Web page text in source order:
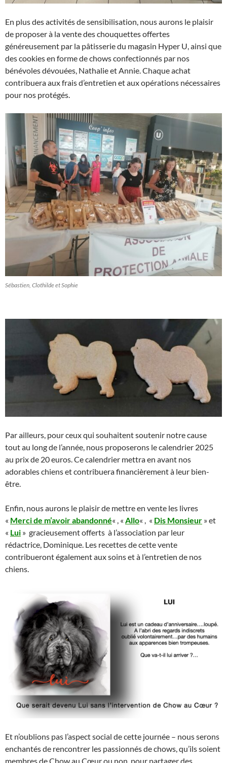
En plus des activités de sensibilisation, nous aurons le plaisir
de proposer à la vente des chouquettes offertes
généreusement par la pâtisserie du magasin Hyper U, ainsi que
des cookies en forme de chows confectionnés par nos
bénévoles dévouées, Nathalie et Annie. Chaque achat
contribuera aux frais d’entretien et aux opérations nécessaires
pour nos protégés.
Sébastien, Clothilde et Sophie
Par ailleurs, pour ceux qui souhaitent soutenir notre cause
tout au long de l’année, nous proposerons le calendrier 2025
au prix de 20 euros. Ce calendrier mettra en avant nos
adorables chiens et contribuera financièrement à leur bien-
être.
Enfin, nous aurons le plaisir de mettre en vente les livres
« Merci de m’avoir abandonné« , « Allo« , « Dis Monsieur » et
« Lui » gracieusement offerts à l’association par leur
rédactrice, Dominique. Les recettes de cette vente
contribueront également aux soins et à l’entretien de nos
chiens.
Et n’oublions pas l’aspect social de cette journée – nous serons
enchantés de rencontrer les passionnés de chows, qu’ils soient
membres de Chow au Cœur ou non, pour partager des